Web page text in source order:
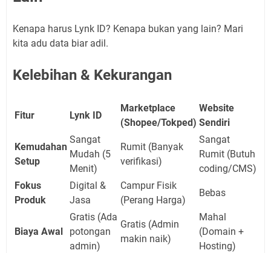
Kenapa harus Lynk ID? Kenapa bukan yang lain? Mari
kita adu data biar adil.
Kelebihan & Kekurangan
Fitur Lynk ID
Marketplace
(Shopee/Tokped)
Website
Sendiri
Kemudahan
Setup
Sangat
Mudah (5
Menit)
Rumit (Banyak
verifikasi)
Sangat
Rumit (Butuh
coding/CMS)
Fokus
Produk
Digital &
Jasa
Campur Fisik
(Perang Harga)
Bebas
Biaya Awal
Gratis (Ada
potongan
admin)
Gratis (Admin
makin naik)
Mahal
(Domain +
Hosting)